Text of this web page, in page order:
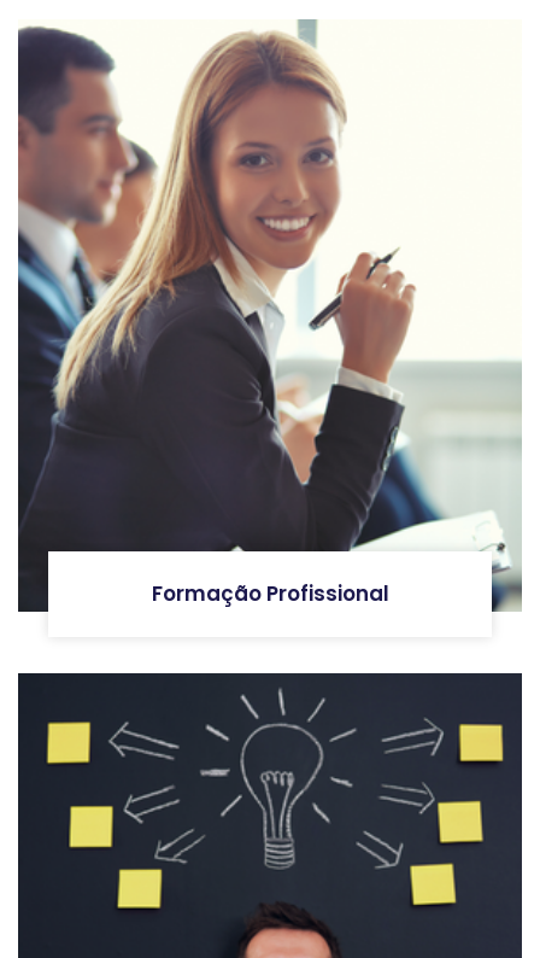
Formação Profissional